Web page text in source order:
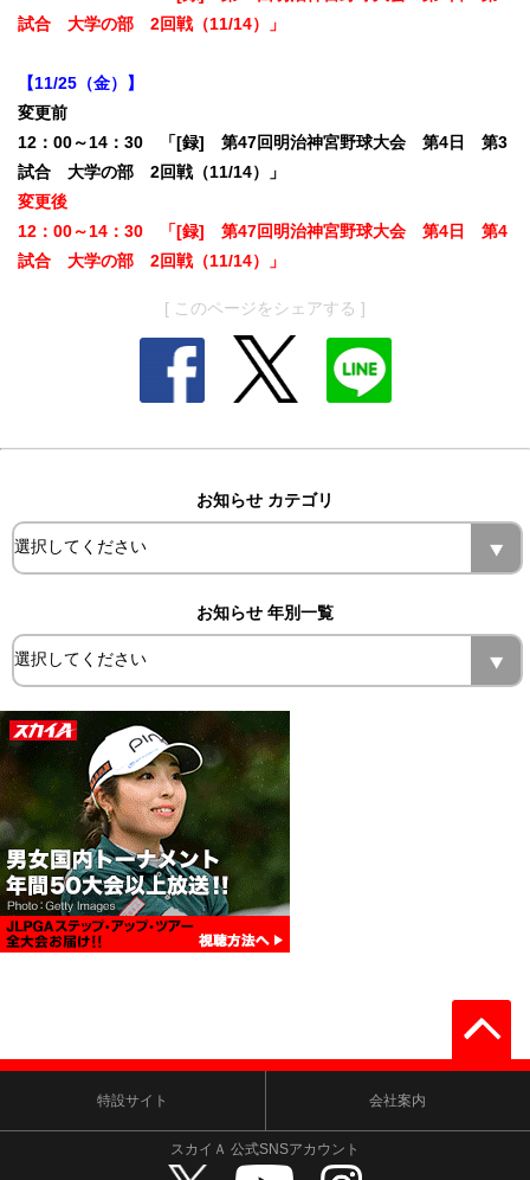
試合 大学の部 2回戦（11/14）」
【11/25（金）】
変更前
12：00～14：30 「[録] 第47回明治神宮野球大会 第4日 第3
試合 大学の部 2回戦（11/14）」
変更後
12：00～14：30 「[録] 第47回明治神宮野球大会 第4日 第4
試合 大学の部 2回戦（11/14）」
[ このページをシェアする ]
お知らせ カテゴリ
お知らせ 年別一覧
特設サイト 会社案内
スカイＡ 公式SNSアカウント